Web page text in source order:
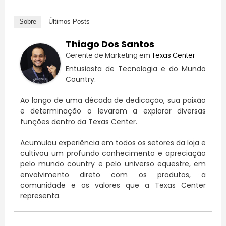
Sobre Últimos Posts
Thiago Dos Santos
Gerente de Marketing em Texas Center
Entusiasta de Tecnologia e do Mundo
Country.
Ao longo de uma década de dedicação, sua paixão
e determinação o levaram a explorar diversas
funções dentro da Texas Center.
Acumulou experiência em todos os setores da loja e
cultivou um profundo conhecimento e apreciação
pelo mundo country e pelo universo equestre, em
envolvimento direto com os produtos, a
comunidade e os valores que a Texas Center
representa.